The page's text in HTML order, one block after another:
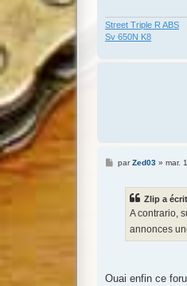
Street Triple R ABS
Sv 650N K8
MparZed03» mar.
Zlip a
A contrario,
annonces
Ouai enfin ce